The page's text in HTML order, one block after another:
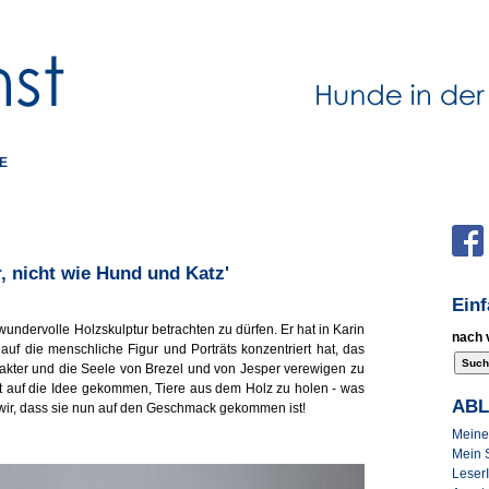
nicht wie Hund und Katz'
Holzskulptur betrachten zu dürfen. Er hat in Karin
die menschliche Figur und Porträts konzentriert hat, das
und die Seele von Brezel und von Jesper verewigen zu
die Idee gekommen, Tiere aus dem Holz zu holen - was
dass sie nun auf den Geschmack gekommen ist!
nach
Mein